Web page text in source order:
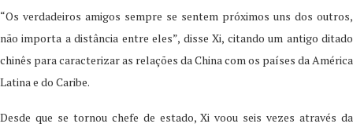
“Os verdadeiros amigos sempre se sentem próximos uns dos outros,
não importa a distância entre eles”, disse Xi, citando um antigo ditado
chinês para caracterizar as relações da China com os países da América
Latina e do Caribe.
Desde que se tornou chefe de estado, Xi voou seis vezes através da